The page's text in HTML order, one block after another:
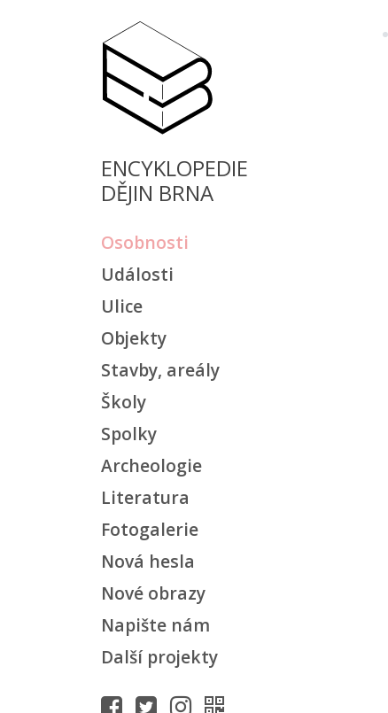
ENCYKLOPEDIE
DĚJIN BRNA
Osobnosti
Události
Ulice
Objekty
Stavby, areály
Školy
Spolky
Archeologie
Literatura
Fotogalerie
Nová hesla
Nové obrazy
Napište nám
Další projekty